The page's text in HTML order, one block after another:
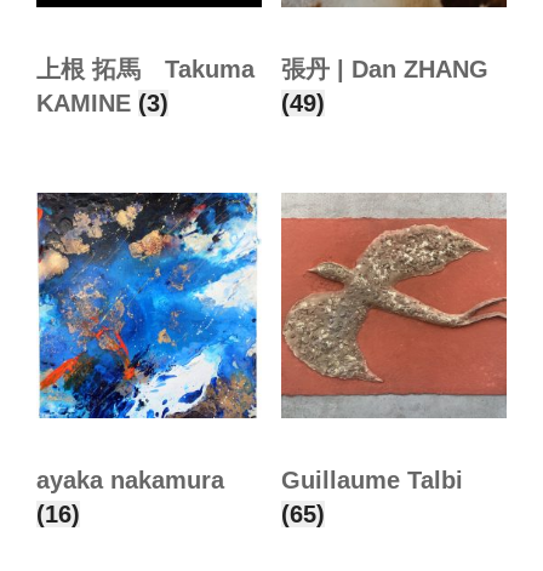
上根 拓馬 Takuma
KAMINE (3)
張丹 | Dan ZHANG
(49)
ayaka nakamura
(16)
Guillaume Talbi
(65)